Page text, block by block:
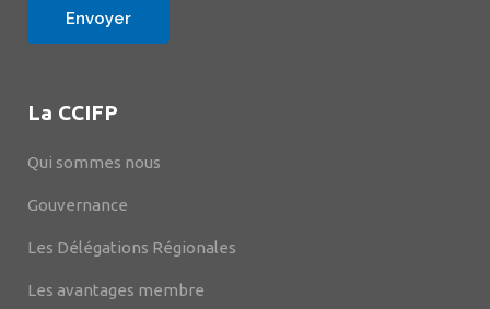
La CCIFP
Qui sommes nous
Gouvernance
Les Délégations Régionales
Les avantages membre